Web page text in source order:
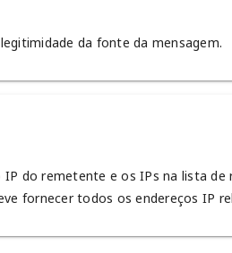
da fonte da mensagem.
do remetente e os IPs na lista de
fornecer todos os endereços IP